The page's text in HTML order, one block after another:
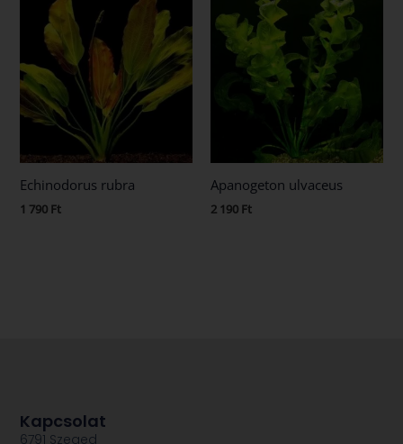
Echinodorus rubra
1 790 Ft
Apanogeton ulvaceus
2 190 Ft
Kapcsolat
6791 Szeged